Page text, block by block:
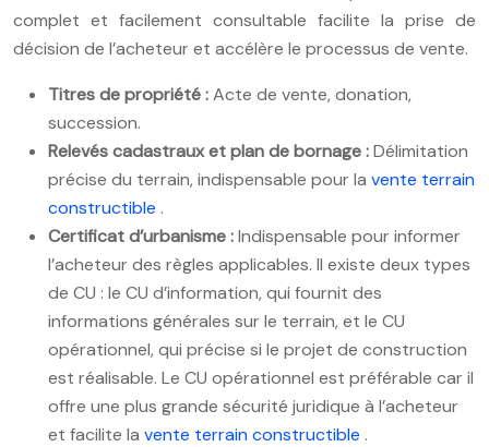
complet et facilement consultable facilite la prise de
décision de l’acheteur et accélère le processus de vente.
Titres de propriété :Acte de vente, donation,
succession.
Relevés cadastraux et plan de bornage :Délimitation
précise du terrain, indispensable pour la vente terrain
constructible .
Certificat d’urbanisme :Indispensable pour informer
l’acheteur des règles applicables. Il existe deux types
de CU : le CU d’information, qui fournit des
informations générales sur le terrain, et le CU
opérationnel, qui précise si le projet de construction
est réalisable. Le CU opérationnel est préférable car il
offre une plus grande sécurité juridique à l’acheteur
et facilite la vente terrain constructible .